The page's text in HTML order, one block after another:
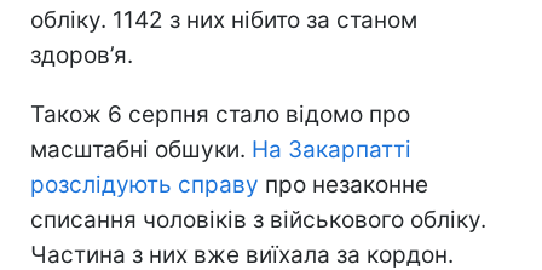
обліку. 1142 з них нібито за станом
здоров’я.
Також 6 серпня стало відомо про
масштабні обшуки. На Закарпатті
розслідують справу про незаконне
списання чоловіків з військового обліку.
Частина з них вже виїхала за кордон.